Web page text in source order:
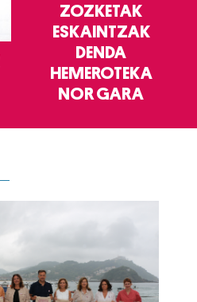
ZOZKETAK
ESKAINTZAK
DENDA
HEMEROTEKA
NOR GARA